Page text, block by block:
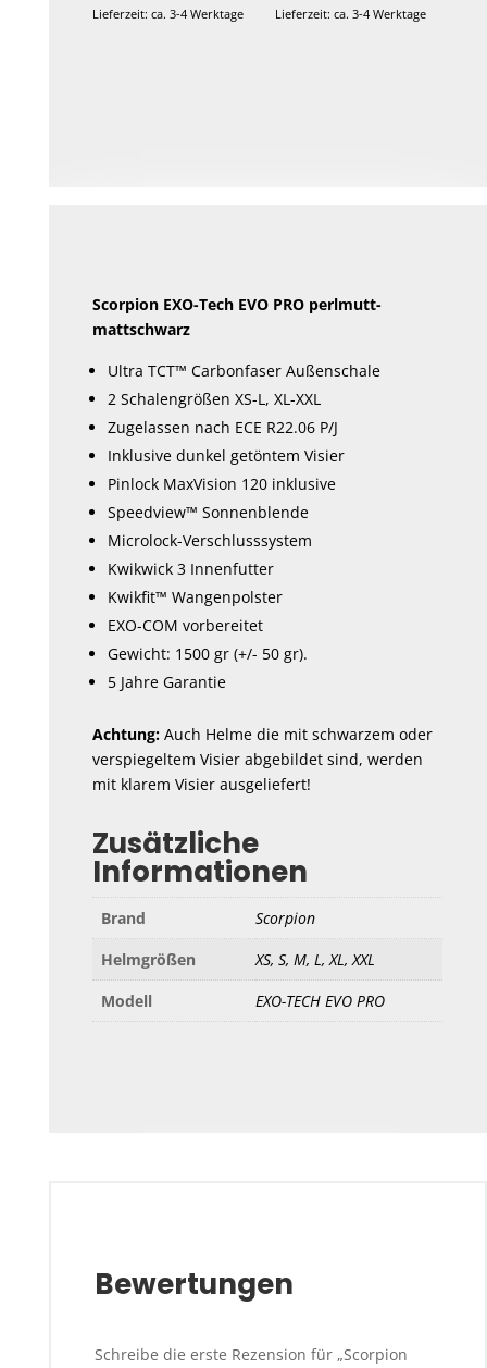
Lieferzeit: ca. 3-4 Werktage Lieferzeit: ca. 3-4 Werktage
Scorpion EXO-Tech EVO PRO perlmutt-
mattschwarz
Ultra TCT™ Carbonfaser Außenschale
2 Schalengrößen XS-L, XL-XXL
Zugelassen nach ECE R22.06 P/J
Inklusive dunkel getöntem Visier
Pinlock MaxVision 120 inklusive
Speedview™ Sonnenblende
Microlock-Verschlusssystem
Kwikwick 3 Innenfutter
Kwikfit™ Wangenpolster
EXO-COM vorbereitet
Gewicht: 1500 gr (+/- 50 gr).
5 Jahre Garantie
Achtung: Auch Helme die mit schwarzem oder
verspiegeltem Visier abgebildet sind, werden
mit klarem Visier ausgeliefert!
Zusätzliche
Informationen
Brand
Scorpion
Helmgrößen
XS, S, M, L, XL, XXL
Modell
EXO-TECH EVO PRO
Bewertungen
Schreibe die erste Rezension für „Scorpion